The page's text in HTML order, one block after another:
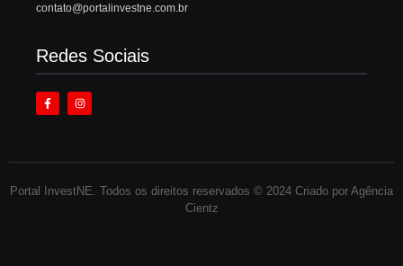
contato@portalinvestne.com.br
Redes Sociais
Portal InvestNE. Todos os direitos reservados © 2024 Criado por Agência
Cientz